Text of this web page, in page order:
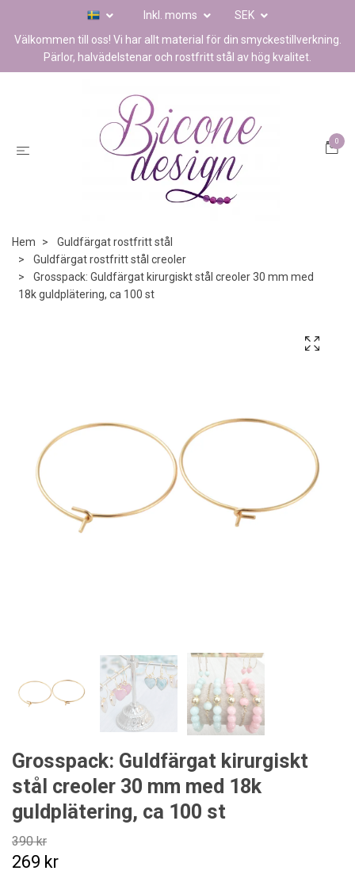
Inkl. moms
SEK
Välkommen till oss! Vi har allt material för din smyckestillverkning.
Pärlor, halvädelstenar och rostfritt stål av hög kvalitet.
0
Hem
Guldfärgat rostfritt stål
Guldfärgat rostfritt stål creoler
Grosspack: Guldfärgat kirurgiskt stål creoler 30 mm med
18k guldplätering, ca 100 st
Grosspack: Guldfärgat kirurgiskt
stål creoler 30 mm med 18k
guldplätering, ca 100 st
390 kr
269 kr